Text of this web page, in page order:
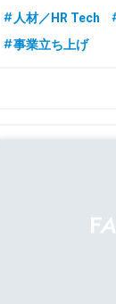
人材／HR Tech
事業立ち上げ